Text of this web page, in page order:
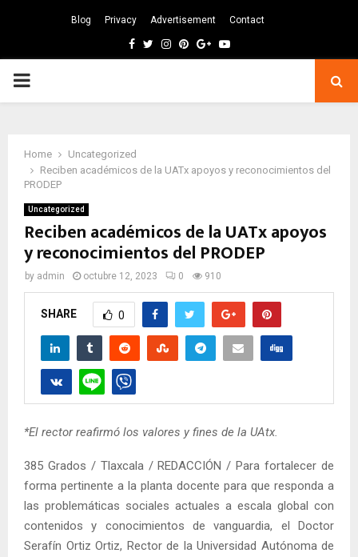
Blog Privacy Advertisement Contact
Facebook
TwitterInstagram
Pinterest
GoogleYoutube
PRIMARY
Home
Uncategorized
Reciben académicos de la UATx apoyos y reconocimientos del
PRODEP
Uncategorized
Reciben académicos de la UATx apoyos
y reconocimientos del PRODEP
by admin octubre 12, 2023 0 910
SHARE 0
*El rector reafirmó los valores y fines de la UAtx.
385 Grados / Tlaxcala / REDACCIÓN / Para fortalecer de
forma pertinente a la planta docente para que responda a
las problemáticas sociales actuales a escala global con
contenidos y conocimientos de vanguardia, el Doctor
Serafín Ortiz Ortiz, Rector de la Universidad Autónoma de